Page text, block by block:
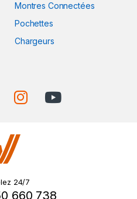
Montres Connectées
Pochettes
Chargeurs
24/7
660 738